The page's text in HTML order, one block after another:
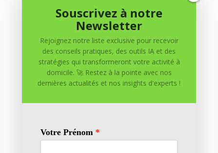
le navigateur pour mon prochain commentaire.
Soumettre le commentaire
Souscrivez à notre
Newsletter
Rejoignez notre liste exclusive pour recevoir
des conseils pratiques, des outils IA et des
stratégies qui transformeront votre activité à
domicile. 🚀 Restez à la pointe avec nos
dernières actualités et nos insights d'experts !